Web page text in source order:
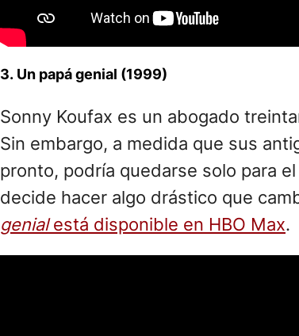
3. Un papá genial (1999)
Sonny Koufax es un abogado
Sin embargo, a medida que sus
pronto, podría quedarse solo para
decide hacer algo drástico que
genialestá disponible en HBO Max.